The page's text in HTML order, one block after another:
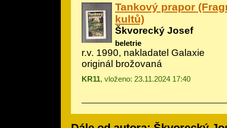
Tankový prapor
kultů)
Škvorecký Josef
beletrie
r.v. 1990, nakladatel Galaxie
originál brožovaná
KR11, vloženo: 23.11.2024 17:40